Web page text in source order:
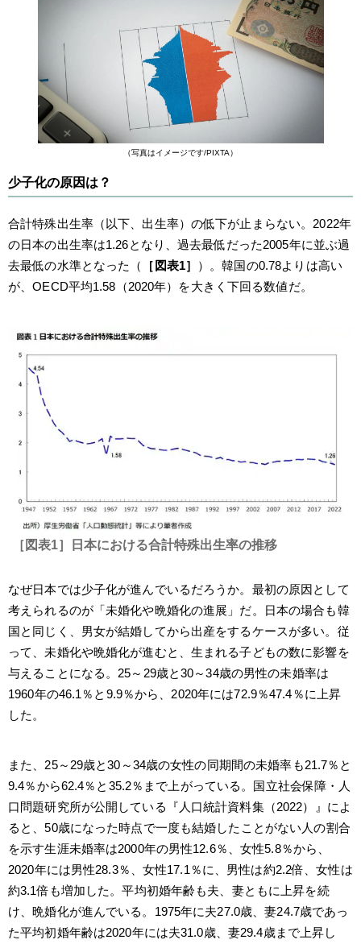
（写真はイメージです/PIXTA）
少子化の原因は？
合計特殊出生率（以下、出生率）の低下が止まらない。2022年
の日本の出生率は1.26となり、過去最低だった2005年に並ぶ過
去最低の水準となった（
［図表1］
）。韓国の0.78よりは高い
が、OECD平均1.58（2020年）を大きく下回る数値だ。
［図表1］日本における合計特殊出生率の推移
なぜ日本では少子化が進んでいるだろうか。最初の原因として
考えられるのが「未婚化や晩婚化の進展」だ。日本の場合も韓
国と同じく、男女が結婚してから出産をするケースが多い。従
って、未婚化や晩婚化が進むと、生まれる子どもの数に影響を
与えることになる。25～29歳と30～34歳の男性の未婚率は
1960年の46.1％と9.9％から、2020年には72.9％47.4％に上昇
した。
また、25～29歳と30～34歳の女性の同期間の未婚率も21.7％と
9.4％から62.4％と35.2％まで上がっている。国立社会保障・人
口問題研究所が公開している『人口統計資料集（2022）』によ
ると、50歳になった時点で一度も結婚したことがない人の割合
を示す生涯未婚率は2000年の男性12.6％、女性5.8％から、
2020年には男性28.3％、女性17.1％に、男性は約2.2倍、女性は
約3.1倍も増加した。平均初婚年齢も夫、妻ともに上昇を続
け、晩婚化が進んでいる。1975年に夫27.0歳、妻24.7歳であっ
た平均初婚年齢は2020年には夫31.0歳、妻29.4歳まで上昇し